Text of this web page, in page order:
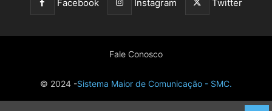
Facebook Instagram Twitter
Fale Conosco
© 2024 -Sistema Maior de Comunicação - SMC.